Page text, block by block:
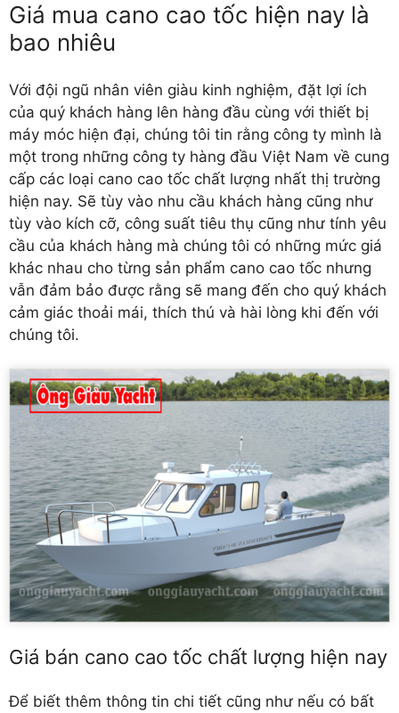
Giá mua cano cao tốc hiện nay là
bao nhiêu
Với đội ngũ nhân viên giàu kinh nghiệm, đặt lợi ích
của quý khách hàng lên hàng đầu cùng với thiết bị
máy móc hiện đại, chúng tôi tin rằng công ty mình là
một trong những công ty hàng đầu Việt Nam về cung
cấp các loại cano cao tốc chất lượng nhất thị trường
hiện nay. Sẽ tùy vào nhu cầu khách hàng cũng như
tùy vào kích cỡ, công suất tiêu thụ cũng như tính yêu
cầu của khách hàng mà chúng tôi có những mức giá
khác nhau cho từng sản phẩm cano cao tốc nhưng
vẫn đảm bảo được rằng sẽ mang đến cho quý khách
cảm giác thoải mái, thích thú và hài lòng khi đến với
chúng tôi.
Giá bán cano cao tốc chất lượng hiện nay
Để biết thêm thông tin chi tiết cũng như nếu có bất